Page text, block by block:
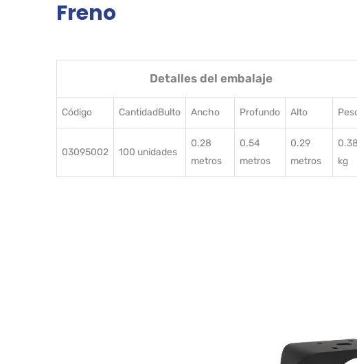
Freno
Detalles del embalaje
Código CantidadBulto Ancho Profundo Alto
03095002 100 unidades
0.28
metros
0.54
metros
0.29
metros
0.38
kg